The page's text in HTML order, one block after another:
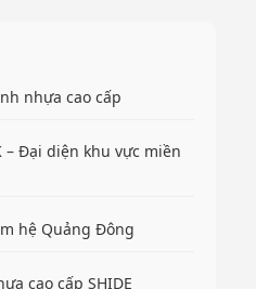
nhựa cao cấp
– Đại diện khu vực miền
hệ Quảng Đông
cao cấp SHIDE